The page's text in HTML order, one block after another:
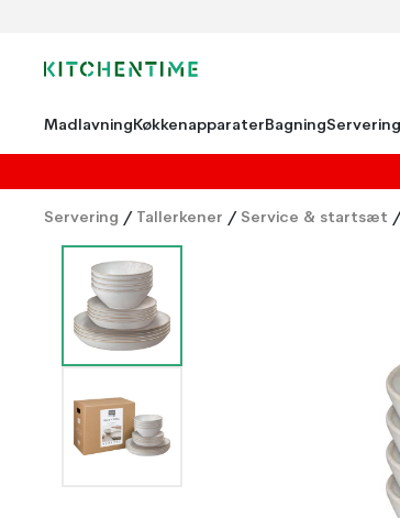
MadlavningKøkkenapparaterBagningServering
Servering / Tallerkener / Service & startsæt /